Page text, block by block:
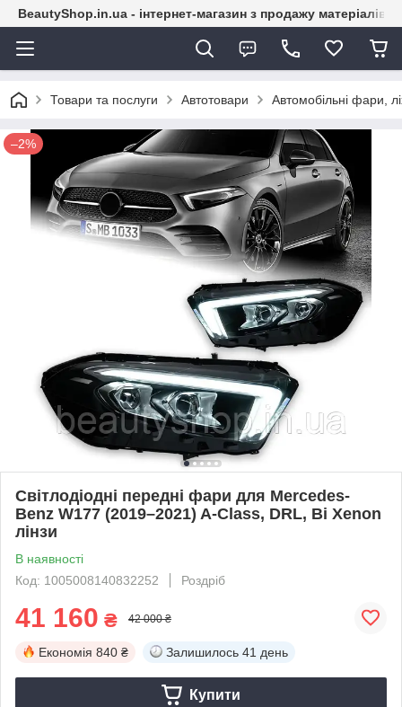
BeautyShop.in.ua - інтернет-магазин з продажу матеріалів
Товари та послуги Автотовари Автомобільні фари,
–2%
Світлодіодні передні фари для Mercedes-
Benz W177 (2019–2021) A-Class, DRL, Bi Xenon
лінзи
В наявності
Код: 1005008140832252
Роздріб
41 160 ₴ 42 000 ₴
Економія 840 ₴ Залишилось 41 день
Купити